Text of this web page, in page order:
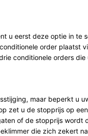
u eerst deze optie in te
order plaatst
conditionele orders
maar beperkt u
zet u de stopprijs op
of de stopprijs wordt
die zich zekert